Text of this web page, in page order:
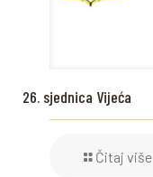
26. sjednica Vijeća
Čitaj više